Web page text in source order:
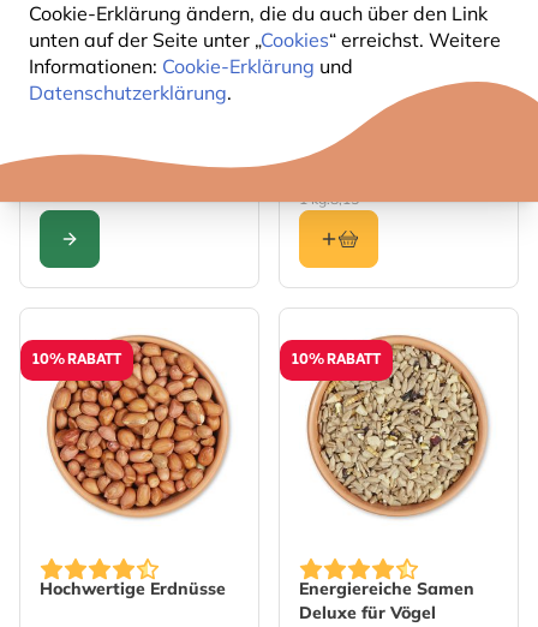
Cookie-Erklärung ändern, die du auch über den Link
unten auf der Seite unter „Cookies“ erreichst. Weitere
Informationen: Cookie-Erklärung und
Datenschutzerklärung.
Premium Igel-
The price depends on the options chosen on the
Ab 9,49
KONFIGURIEREN
Gartenvögel-
Erdnussbutter – mit
Mehlwürmern
2,99
1 kg:8,15
10% RABATT
Hochwertige Erdnüsse
The price depends on the options chosen on the
10% RABATT
Energiereiche Samen
Deluxe für Vögel
The price depends on the